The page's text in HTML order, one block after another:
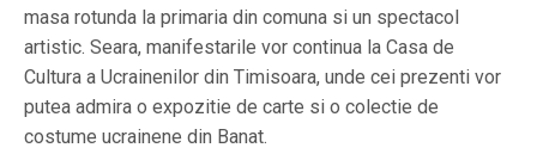
masa rotunda la primaria din comuna si un spectacol
artistic. Seara, manifestarile vor continua la Casa de
Cultura a Ucrainenilor din Timisoara, unde cei prezenti vor
putea admira o expozitie de carte si o colectie de
costume ucrainene din Banat.